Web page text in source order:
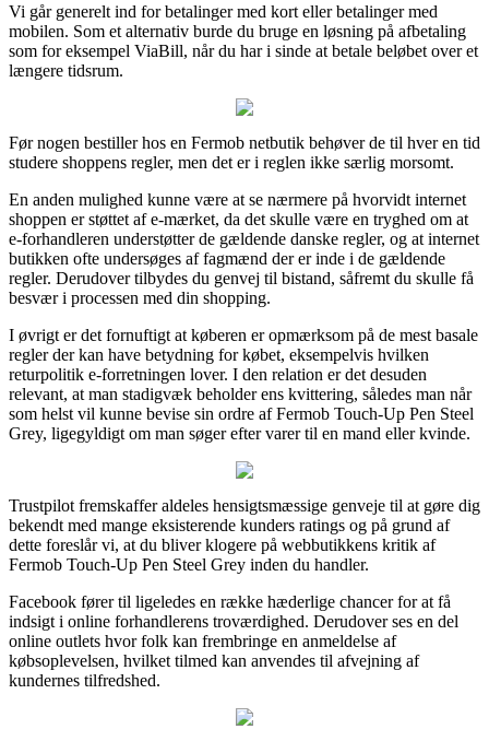
Vi går generelt ind for betalinger med kort eller betalinger med
mobilen. Som et alternativ burde du bruge en løsning på afbetaling
som for eksempel ViaBill, når du har i sinde at betale beløbet over et
længere tidsrum.
Før nogen bestiller hos en Fermob netbutik behøver de til hver en tid
studere shoppens regler, men det er i reglen ikke særlig morsomt.
En anden mulighed kunne være at se nærmere på hvorvidt internet
shoppen er støttet af e-mærket, da det skulle være en tryghed om at
e-forhandleren understøtter de gældende danske regler, og at internet
butikken ofte undersøges af fagmænd der er inde i de gældende
regler. Derudover tilbydes du genvej til bistand, såfremt du skulle få
besvær i processen med din shopping.
I øvrigt er det fornuftigt at køberen er opmærksom på de mest basale
regler der kan have betydning for købet, eksempelvis hvilken
returpolitik e-forretningen lover. I den relation er det desuden
relevant, at man stadigvæk beholder ens kvittering, således man når
som helst vil kunne bevise sin ordre af Fermob Touch-Up Pen Steel
Grey, ligegyldigt om man søger efter varer til en mand eller kvinde.
Trustpilot fremskaffer aldeles hensigtsmæssige genveje til at gøre dig
bekendt med mange eksisterende kunders ratings og på grund af
dette foreslår vi, at du bliver klogere på webbutikkens kritik af
Fermob Touch-Up Pen Steel Grey inden du handler.
Facebook fører til ligeledes en række hæderlige chancer for at få
indsigt i online forhandlerens troværdighed. Derudover ses en del
online outlets hvor folk kan frembringe en anmeldelse af
købsoplevelsen, hvilket tilmed kan anvendes til afvejning af
kundernes tilfredshed.